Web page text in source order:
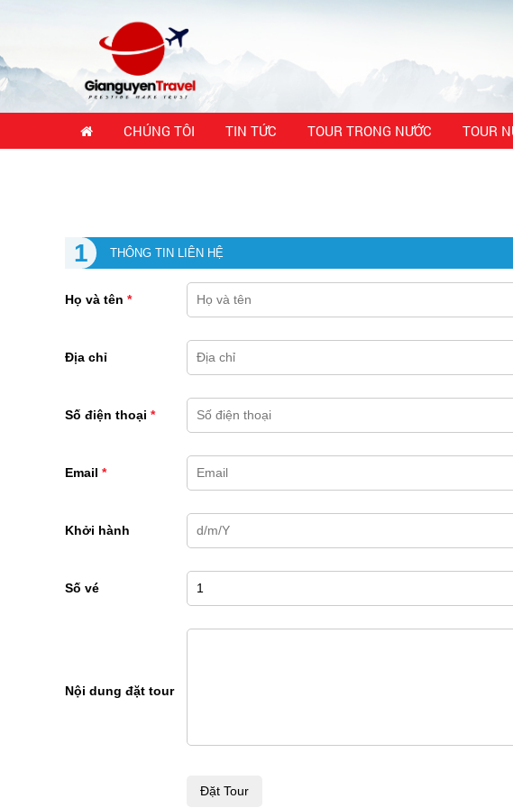
CHÚNG TÔI TIN TỨC TOUR TRONG NƯỚC TOUR
THÔNG TIN LIÊN HỆ
1
Họ và tên *
Địa chỉ
Số điện thoại *
Email *
Khởi hành
Số vé
Nội dung đặt tour
Đặt Tour